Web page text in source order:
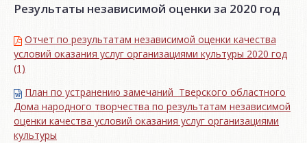
Результаты независимой оценки за 2020 год
Отчет по результатам независимой оценки качества
условий оказания услуг организациями культуры 2020 год
(1)
План по устранению замечаний Тверского областного
Дома народного творчества по результатам независимой
оценки качества условий оказания услуг организациями
культуры